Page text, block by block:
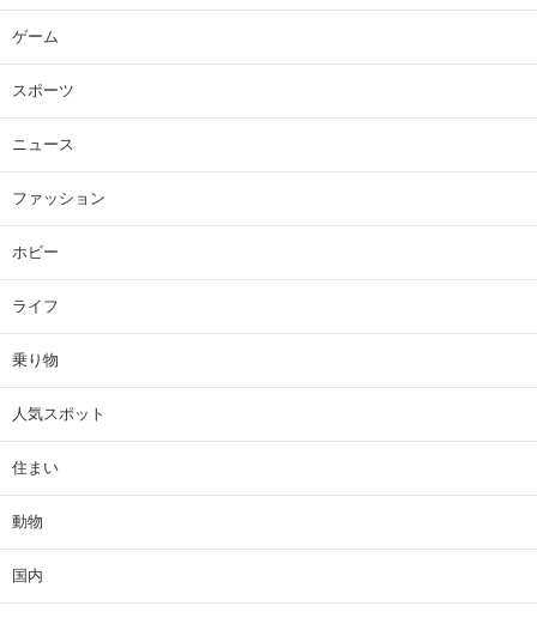
ゲーム
スポーツ
ニュース
ファッション
ホビー
ライフ
乗り物
人気スポット
住まい
動物
国内